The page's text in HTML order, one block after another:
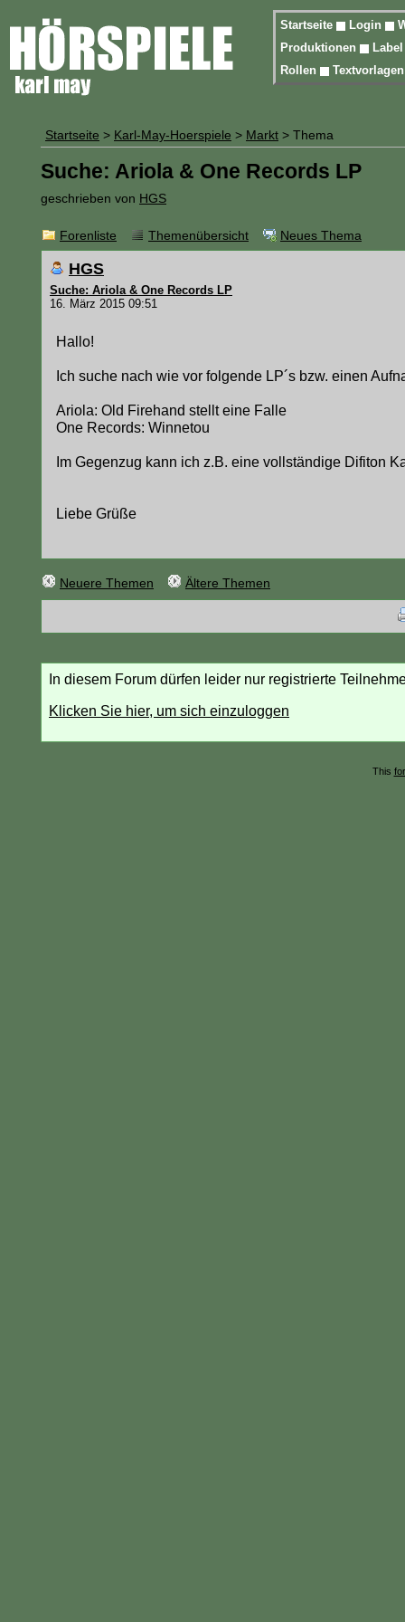
Startseite Login
Produktionen
Rollen
Startseite > Karl-May-Hoerspiele > Markt > Thema
Suche: Ariola & One Records LP
geschrieben von HGS
Forenliste Themenübersicht Neues Thema
HGS
Suche: Ariola & One Records LP
16. März 2015 09:51
Hallo!
Ich suche nach wie vor folgende LP´s bzw. einen
Ariola: Old Firehand stellt eine Falle
One Records: Winnetou
Im Gegenzug kann ich z.B. eine vollständige Difiton
Liebe Grüße
Neuere Themen Ältere Themen
In diesem Forum dürfen leider nur registrierte
Klicken Sie hier, um sich einzuloggen
This